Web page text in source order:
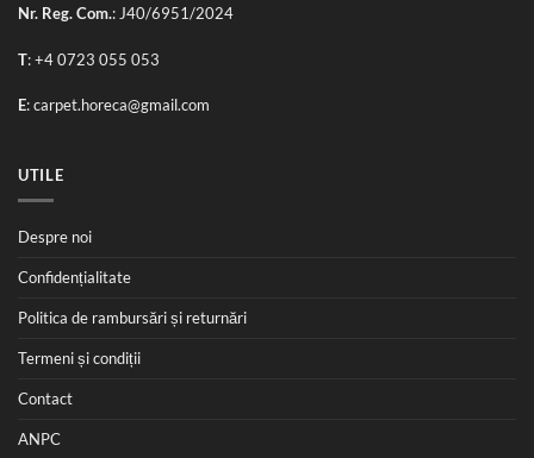
Nr. Reg. Com.: J40/6951/2024
T:+4 0723 055 053
E:carpet.horeca@gmail.com
UTILE
Despre noi
Confidențialitate
Politica de rambursări și returnări
Termeni și condiții
Contact
ANPC